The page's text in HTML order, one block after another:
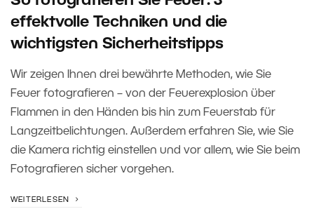
effektvolle Techniken und die
wichtigsten Sicherheitstipps
Wir zeigen Ihnen drei bewährte Methoden, wie Sie
Feuer fotografieren – von der Feuerexplosion über
Flammen in den Händen bis hin zum Feuerstab für
Langzeitbelichtungen. Außerdem erfahren Sie, wie Sie
die Kamera richtig einstellen und vor allem, wie Sie beim
Fotografieren sicher vorgehen.
WEITERLESEN